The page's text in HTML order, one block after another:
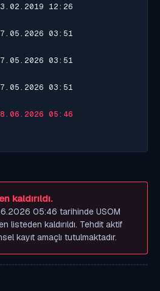
12:26
03:51
03:51
03:51
05:46
kaldırıldı.
05:46 tarihinde USOM
listeden kaldırıldı. Tehdit aktif
kayıt amaçlı tutulmaktadır.